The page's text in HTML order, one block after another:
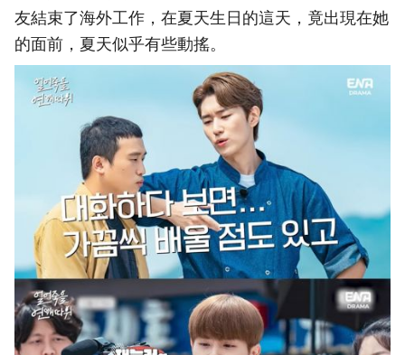
友結束了海外工作，在夏天生日的這天，竟出現在她
的面前，夏天似乎有些動搖。